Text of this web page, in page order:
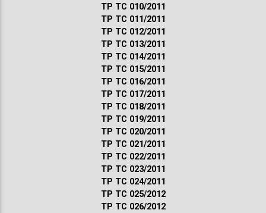
ТР ТС 010/2011
ТР ТС 011/2011
ТР ТС 012/2011
ТР ТС 013/2011
ТР ТС 014/2011
ТР ТС 015/2011
ТР ТС 016/2011
ТР ТС 017/2011
ТР ТС 018/2011
ТР ТС 019/2011
ТР ТС 020/2011
ТР ТС 021/2011
ТР ТС 022/2011
ТР ТС 023/2011
ТР ТС 024/2011
ТР ТС 025/2012
ТР ТС 026/2012